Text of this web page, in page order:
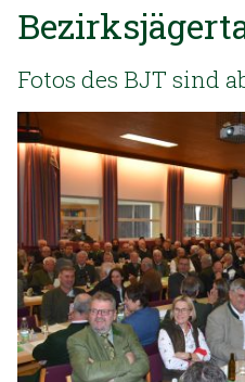
Fotos des BJT sind